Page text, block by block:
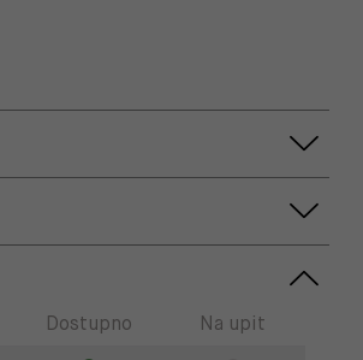
Dostupno
Na upit